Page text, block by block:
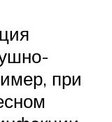
при